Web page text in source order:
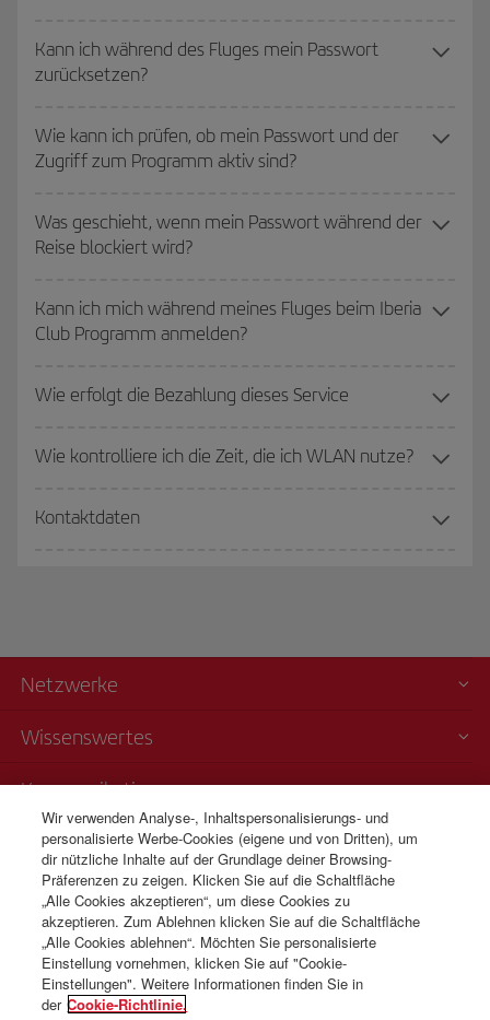
Kann ich während des Fluges mein Passwort
zurücksetzen?
Wie kann ich prüfen, ob mein Passwort und der
Zugriff zum Programm aktiv sind?
Was geschieht, wenn mein Passwort während der
Reise blockiert wird?
Kann ich mich während meines Fluges beim Iberia
Club Programm anmelden?
Wie erfolgt die Bezahlung dieses Service
Wie kontrolliere ich die Zeit, die ich WLAN nutze?
Kontaktdaten
Netzwerke
Wissenswertes
Kommunikation
Transparenz
Telefonverkauf
+43 01 79 56 77 22
Montag bis Sonntag 09:00 - 20:00 Uhr (Deutsch). Montag bis
Sonntag 00:00 - 24:00 Uhr (Englisch und Spanisch).
Wir verwenden Analyse-, Inhaltspersonalisierungs- und
personalisierte Werbe-Cookies (eigene und von Dritten), um
dir nützliche Inhalte auf der Grundlage deiner Browsing-
Präferenzen zu zeigen. Klicken Sie auf die Schaltfläche
„Alle Cookies akzeptieren“, um diese Cookies zu
akzeptieren. Zum Ablehnen klicken Sie auf die Schaltfläche
„Alle Cookies ablehnen“. Möchten Sie personalisierte
Einstellung vornehmen, klicken Sie auf "Cookie-
Einstellungen". Weitere Informationen finden Sie in
der Cookie-Richtlinie.